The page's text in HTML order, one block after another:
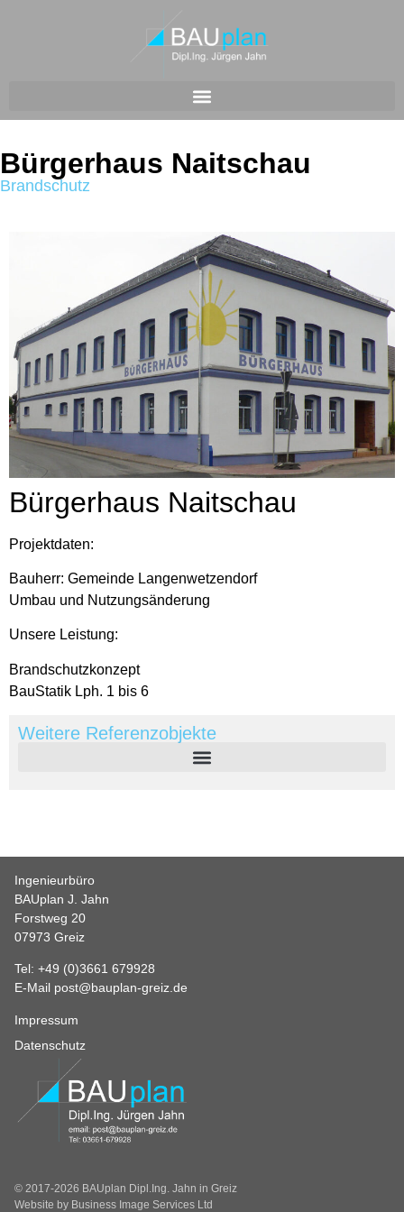
Bürgerhaus Naitschau
Brandschutz
Bürgerhaus Naitschau
Projektdaten:
Bauherr: Gemeinde Langenwetzendorf
Umbau und Nutzungsänderung
Unsere Leistung:
Brandschutzkonzept
BauStatik Lph. 1 bis 6
Weitere Referenzobjekte
Ingenieurbüro
BAUplan J. Jahn
Forstweg 20
07973 Greiz
Tel: +49 (0)3661 679928
E-Mail post@bauplan-greiz.de
Impressum
Datenschutz
© 2017-2026 BAUplan Dipl.Ing. Jahn in Greiz
Website by Business Image Services Ltd